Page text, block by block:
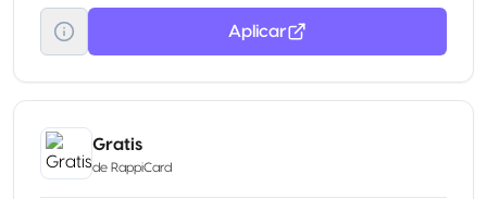
Aplicar
Gratis
de RappiCard